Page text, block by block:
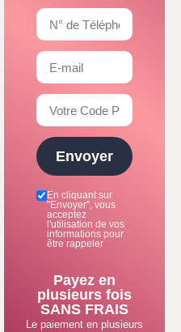
En cliquant sur
"Envoyer", vous
acceptez
l'utilisation de vos
informations pour
être rappeler
Envoyer
Payez en
plusieurs fois
SANS FRAIS
Le paiement en plusieurs